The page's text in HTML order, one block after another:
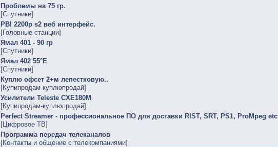
Проблемы на 75 гр.
[Спутники]
PBI 2200p s2 веб интерфейс.
[Головные станции]
Ямал 401 - 90 гр
[Спутники]
Ямал 402 55°Е
[Спутники]
Куплю офсет 2+м лепестковую..
[Купипродам-куплюпродай]
Усилители Teleste CXE180M
[Купипродам-куплюпродай]
Perfect Streamer - профессиональное ПО для доставки RIST, SRT, PS1, ProMpeg etc
[Цифровое ТВ]
Программа передач телеканалов
[Контакты и общение с телекомпаниями]